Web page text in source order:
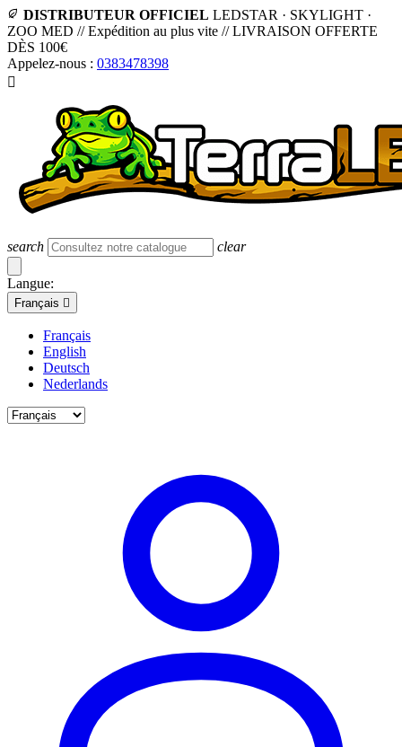
DISTRIBUTEUR OFFICIEL LEDSTAR · SKYLIGHT ·
ZOO MED // Expédition au plus vite // LIVRAISON OFFERTE
DÈS 100€
Appelez-nous : 0383478398

search clear
Langue:
Français 
Français
English
Deutsch
Nederlands